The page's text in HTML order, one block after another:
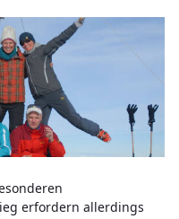
erfordern allerdings